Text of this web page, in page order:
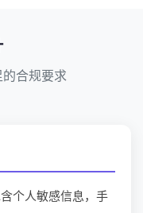
合规要求
个人敏感信息，手